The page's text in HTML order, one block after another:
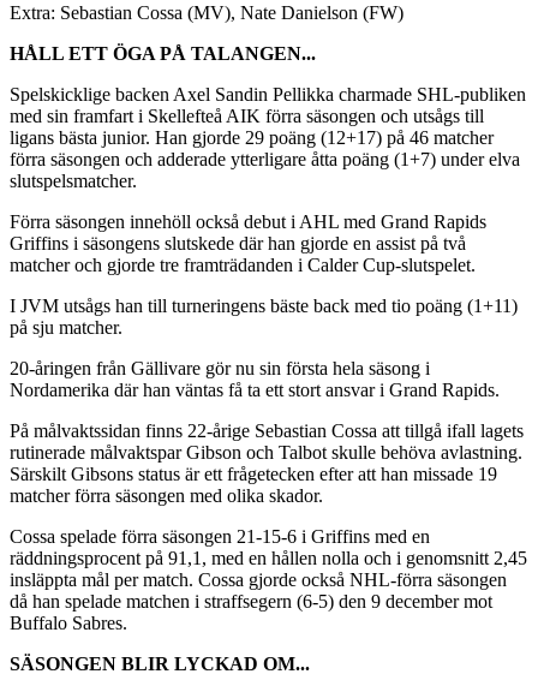
Extra: Sebastian Cossa (MV), Nate Danielson (FW)
HÅLL ETT ÖGA PÅ TALANGEN...
Spelskicklige backen Axel Sandin Pellikka charmade SHL-publiken
med sin framfart i Skellefteå AIK förra säsongen och utsågs till
ligans bästa junior. Han gjorde 29 poäng (12+17) på 46 matcher
förra säsongen och adderade ytterligare åtta poäng (1+7) under elva
slutspelsmatcher.
Förra säsongen innehöll också debut i AHL med Grand Rapids
Griffins i säsongens slutskede där han gjorde en assist på två
matcher och gjorde tre framträdanden i Calder Cup-slutspelet.
I JVM utsågs han till turneringens bäste back med tio poäng (1+11)
på sju matcher.
20-åringen från Gällivare gör nu sin första hela säsong i
Nordamerika där han väntas få ta ett stort ansvar i Grand Rapids.
På målvaktssidan finns 22-årige Sebastian Cossa att tillgå ifall lagets
rutinerade målvaktspar Gibson och Talbot skulle behöva avlastning.
Särskilt Gibsons status är ett frågetecken efter att han missade 19
matcher förra säsongen med olika skador.
Cossa spelade förra säsongen 21-15-6 i Griffins med en
räddningsprocent på 91,1, med en hållen nolla och i genomsnitt 2,45
insläppta mål per match. Cossa gjorde också NHL-förra säsongen
då han spelade matchen i straffsegern (6-5) den 9 december mot
Buffalo Sabres.
SÄSONGEN BLIR LYCKAD OM...